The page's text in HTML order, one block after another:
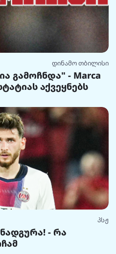
დინამო თბილისი
გამოჩნდა" - Marca
აქვეყნებს
პსჟ
- რა